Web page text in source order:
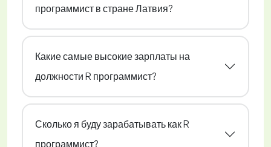
программист в стране Латвия?
Какие самые высокие зарплаты на
должности R программист?
Сколько я буду зарабатывать как R
программист?